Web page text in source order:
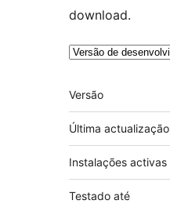
download.
Metadados
Versão
Última actualização
Instalações activas
Testado até